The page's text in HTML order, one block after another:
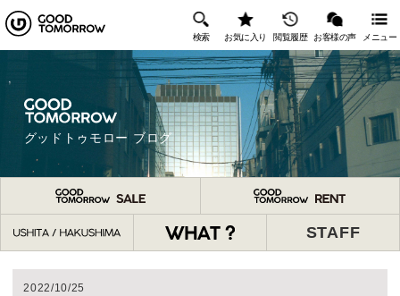
検索 お気に入り 閲覧履歴 お客様の声 メニュー
グッドトゥモロー ブログ
STAFF
2022/10/25